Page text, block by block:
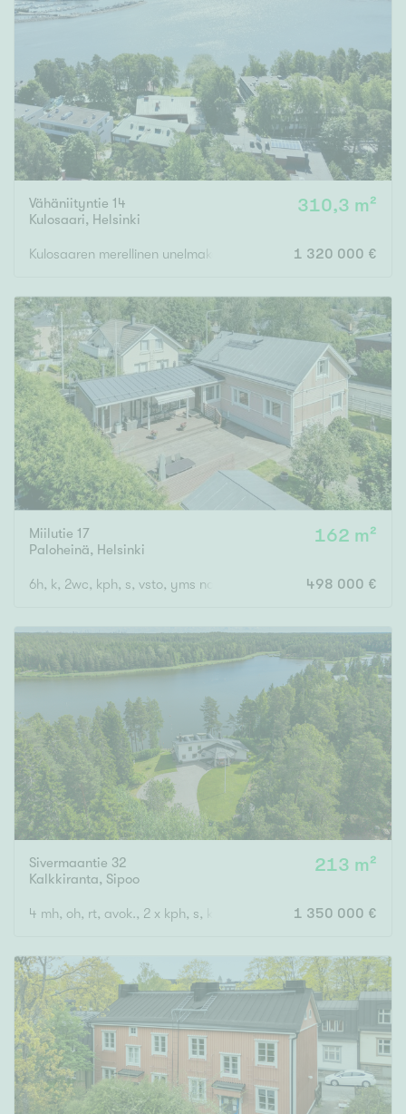
Vähäniityntie 14
Kulosaari, Helsinki
310,3 m²
Kulosaaren merellinen unelmakoti | Oma uima-allas | Hissi |
1 320 000 €
Miilutie 17
Paloheinä, Helsinki
162 m²
6h, k, 2wc, kph, s, vsto, yms noin 162 m2 + kellaritilat +
498 000 €
Sivermaantie 32
Kalkkiranta, Sipoo
213 m²
4 mh, oh, rt, avok., 2 x kph, s, khh, 3 x wc, terassi1 350 000 €